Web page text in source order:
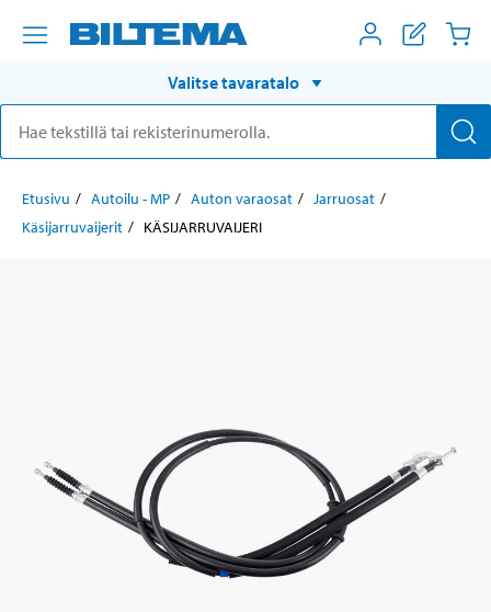
Valitse tavaratalo
Etusivu Autoilu - MP Auton varaosat
Jarruosat
Käsijarruvaijerit
KÄSIJARRUVAIJERI